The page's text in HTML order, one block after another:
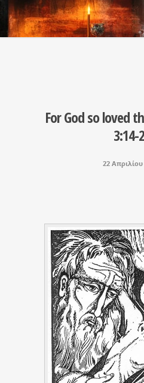
For God so loved
3:14-
22 Απριλίου